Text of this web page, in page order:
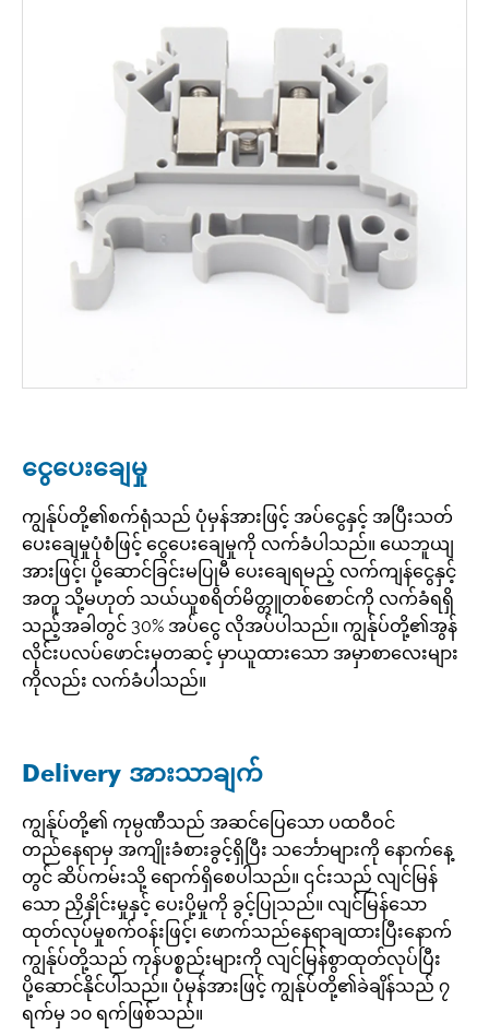
ငွေပေးချေမှု
ကျွန်ုပ်တို့၏စက်ရုံသည် ပုံမှန်အားဖြင့် အပ်ငွေနှင့် အပြီးသတ်
ပေးချေမှုပုံစံဖြင့် ငွေပေးချေမှုကို လက်ခံပါသည်။ ယေဘူယျ
အားဖြင့်၊ ပို့ဆောင်ခြင်းမပြုမီ ပေးချေရမည့် လက်ကျန်ငွေနှင့်
အတူ သို့မဟုတ် သယ်ယူစရိတ်မိတ္တူတစ်စောင်ကို လက်ခံရရှိ
သည့်အခါတွင် 30% အပ်ငွေ လိုအပ်ပါသည်။ ကျွန်ုပ်တို့၏အွန်
လိုင်းပလပ်ဖောင်းမှတဆင့် မှာယူထားသော အမှာစာလေးများ
ကိုလည်း လက်ခံပါသည်။
Delivery အားသာချက်
ကျွန်ုပ်တို့၏ ကုမ္ပဏီသည် အဆင်ပြေသော ပထဝီဝင်
တည်နေရာမှ အကျိုးခံစားခွင့်ရှိပြီး သင်္ဘောများကို နောက်နေ့
တွင် ဆိပ်ကမ်းသို့ ရောက်ရှိစေပါသည်။ ၎င်းသည် လျင်မြန်
သော ညှိနှိုင်းမှုနှင့် ပေးပို့မှုကို ခွင့်ပြုသည်။ လျင်မြန်သော
ထုတ်လုပ်မှုစက်ဝန်းဖြင့်၊ ဖောက်သည်နေရာချထားပြီးနောက်
ကျွန်ုပ်တို့သည် ကုန်ပစ္စည်းများကို လျင်မြန်စွာထုတ်လုပ်ပြီး
ပို့ဆောင်နိုင်ပါသည်။ ပုံမှန်အားဖြင့် ကျွန်ုပ်တို့၏ခဲချိန်သည် ၇
ရက်မှ ၁၀ ရက်ဖြစ်သည်။